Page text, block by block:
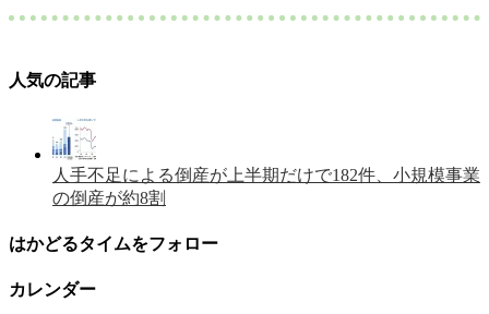
人気の記事
人手不足による倒産が上半期だけで182件、小規模事業
の倒産が約8割
はかどるタイムをフォロー
カレンダー